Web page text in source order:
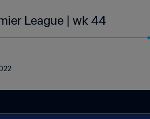
League | wk 44